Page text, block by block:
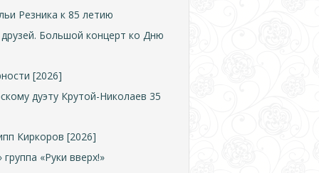
Резника к 85 летию
Большой концерт ко Дню
[2026]
дуэту Крутой-Николаев 35
Киркоров [2026]
«Руки вверх!»